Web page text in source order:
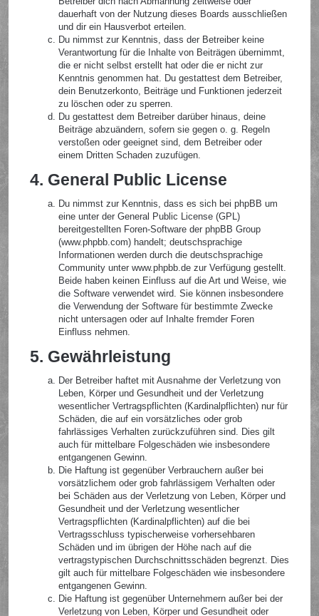
dauerhaft von der Nutzung dieses Boards ausschließen
und dir ein Hausverbot erteilen.
Du nimmst zur Kenntnis, dass der Betreiber keine
Verantwortung für die Inhalte von Beiträgen übernimmt,
die er nicht selbst erstellt hat oder die er nicht zur
Kenntnis genommen hat. Du gestattest dem Betreiber,
dein Benutzerkonto, Beiträge und Funktionen jederzeit
zu löschen oder zu sperren.
Du gestattest dem Betreiber darüber hinaus, deine
Beiträge abzuändern, sofern sie gegen o. g. Regeln
verstoßen oder geeignet sind, dem Betreiber oder
einem Dritten Schaden zuzufügen.
4. General Public License
Du nimmst zur Kenntnis, dass es sich bei phpBB um
eine unter der General Public License (GPL)
bereitgestellten Foren-Software der phpBB Group
(www.phpbb.com) handelt; deutschsprachige
Informationen werden durch die deutschsprachige
Community unter www.phpbb.de zur Verfügung gestellt.
Beide haben keinen Einfluss auf die Art und Weise, wie
die Software verwendet wird. Sie können insbesondere
die Verwendung der Software für bestimmte Zwecke
nicht untersagen oder auf Inhalte fremder Foren
Einfluss nehmen.
5. Gewährleistung
Der Betreiber haftet mit Ausnahme der Verletzung von
Leben, Körper und Gesundheit und der Verletzung
wesentlicher Vertragspflichten (Kardinalpflichten) nur für
Schäden, die auf ein vorsätzliches oder grob
fahrlässiges Verhalten zurückzuführen sind. Dies gilt
auch für mittelbare Folgeschäden wie insbesondere
entgangenen Gewinn.
Die Haftung ist gegenüber Verbrauchern außer bei
vorsätzlichem oder grob fahrlässigem Verhalten oder
bei Schäden aus der Verletzung von Leben, Körper und
Gesundheit und der Verletzung wesentlicher
Vertragspflichten (Kardinalpflichten) auf die bei
Vertragsschluss typischerweise vorhersehbaren
Schäden und im übrigen der Höhe nach auf die
vertragstypischen Durchschnittsschäden begrenzt. Dies
gilt auch für mittelbare Folgeschäden wie insbesondere
entgangenen Gewinn.
Die Haftung ist gegenüber Unternehmern außer bei der
Verletzung von Leben, Körper und Gesundheit oder